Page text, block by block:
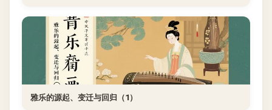
雅乐的源起、变迁与回归（1）